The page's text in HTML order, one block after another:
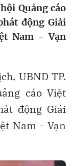
Quảng cáo
động Giải
Nam - Vạn
UBND TP.
cáo Việt
động Giải
Nam - Vạn